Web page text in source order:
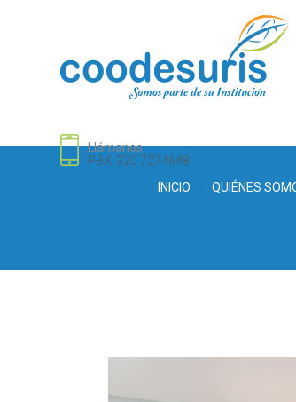
Llámanos
PBX: 320 7274648
INICIO
QUIÉNES